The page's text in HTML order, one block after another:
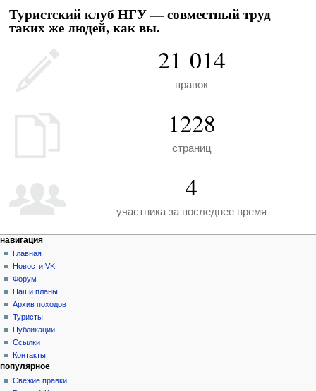
Туристский клуб НГУ — совместный труд
таких же людей, как вы.
21 014
правок
1228
страниц
4
участника за последнее время
Н
а
в
и
а
ц
и
я
действия на странице
служебная
страница
персональные инструменты
создать
учётную
запись
войти
навигация
Главная
Новости VK
Форум
Наши планы
Архив походов
Туристы
Публикации
Ссылки
Контакты
популярное
Свежие правки